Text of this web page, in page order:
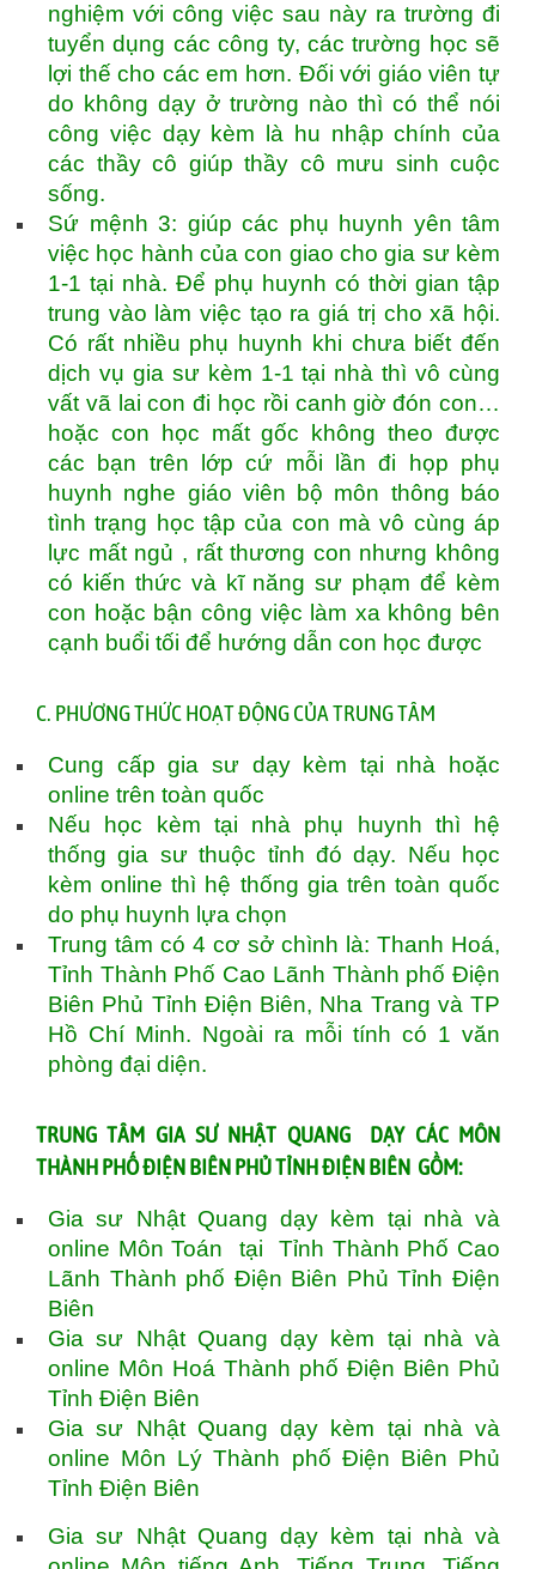
nghiệm với công việc sau này ra trường đi
tuyển dụng các công ty, các trường học sẽ
lợi thế cho các em hơn. Đối với giáo viên tự
do không dạy ở trường nào thì có thể nói
công việc dạy kèm là hu nhập chính của
các thầy cô giúp thầy cô mưu sinh cuộc
sống.
Sứ mệnh 3: giúp các phụ huynh yên tâm
việc học hành của con giao cho gia sư kèm
1-1 tại nhà. Để phụ huynh có thời gian tập
trung vào làm việc tạo ra giá trị cho xã hội.
Có rất nhiều phụ huynh khi chưa biết đến
dịch vụ gia sư kèm 1-1 tại nhà thì vô cùng
vất vã lai con đi học rồi canh giờ đón con…
hoặc con học mất gốc không theo được
các bạn trên lớp cứ mỗi lần đi họp phụ
huynh nghe giáo viên bộ môn thông báo
tình trạng học tập của con mà vô cùng áp
lực mất ngủ , rất thương con nhưng không
có kiến thức và kĩ năng sư phạm để kèm
con hoặc bận công việc làm xa không bên
cạnh buổi tối để hướng dẫn con học được
C. PHƯƠNG THỨC HOẠT ĐỘNG CỦA TRUNG TÂM
Cung cấp gia sư dạy kèm tại nhà hoặc
online trên toàn quốc
Nếu học kèm tại nhà phụ huynh thì hệ
thống gia sư thuộc tỉnh đó dạy. Nếu học
kèm online thì hệ thống gia trên toàn quốc
do phụ huynh lựa chọn
Trung tâm có 4 cơ sở chình là: Thanh Hoá,
Tỉnh Thành Phố Cao Lãnh Thành phố Điện
Biên Phủ Tỉnh Điện Biên, Nha Trang và TP
Hồ Chí Minh. Ngoài ra mỗi tính có 1 văn
phòng đại diện.
TRUNG TÂM GIA SƯ NHẬT QUANG DẠY CÁC MÔN
THÀNH PHỐ ĐIỆN BIÊN PHỦ TỈNH ĐIỆN BIÊN GỒM:
Gia sư Nhật Quang dạy kèm tại nhà và
online Môn Toán tại Tỉnh Thành Phố Cao
Lãnh Thành phố Điện Biên Phủ Tỉnh Điện
Biên
Gia sư Nhật Quang dạy kèm tại nhà và
online Môn Hoá Thành phố Điện Biên Phủ
Tỉnh Điện Biên
Gia sư Nhật Quang dạy kèm tại nhà và
online Môn Lý Thành phố Điện Biên Phủ
Tỉnh Điện Biên
Gia sư Nhật Quang dạy kèm tại nhà và